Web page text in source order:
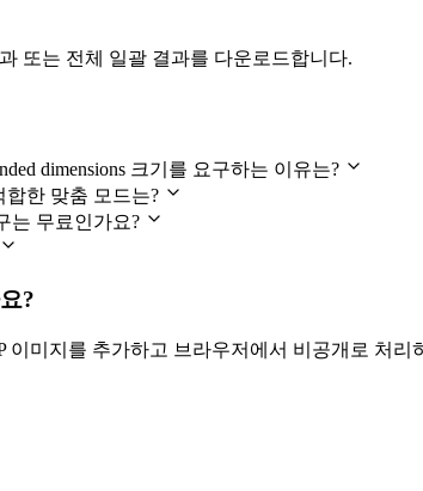
또는 전체 일괄 결과를 다운로드합니다.
dimensions 크기를 요구하는 이유는?
합한 맞춤 모드는?
는 무료인가요?
?
이미지를 추가하고 브라우저에서 비공개로 처리